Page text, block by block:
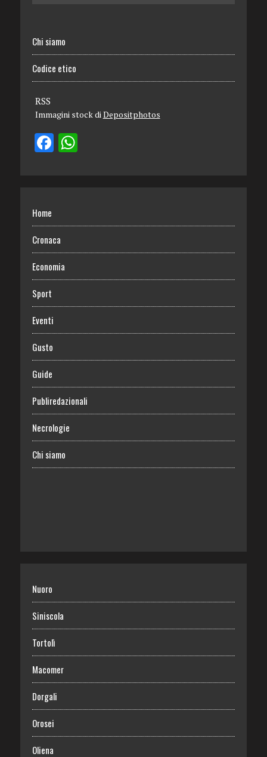
Chi siamo
Codice etico
RSS
Immagini stock diDepositphotos
Home
Cronaca
Economia
Sport
Eventi
Gusto
Guide
Publiredazionali
Necrologie
Chi siamo
Nuoro
Siniscola
Tortolì
Macomer
Dorgali
Orosei
Oliena